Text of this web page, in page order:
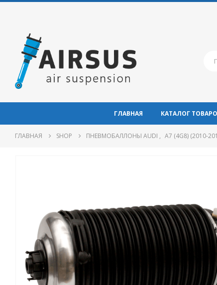
ГЛАВНАЯ КАТАЛОГ
ГЛАВНАЯ SHOP ПНЕВМОБАЛЛОНЫ AUDI , A7 (4G8) (2010-